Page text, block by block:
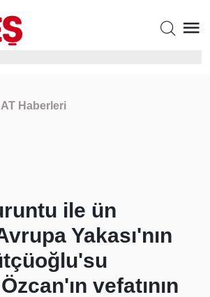
Haberleri
ile ün
Yakası'nın
vefatının